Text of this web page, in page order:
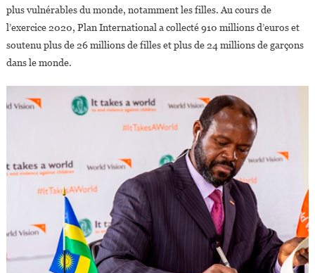
plus vulnérables du monde, notamment les filles. Au cours de
l’exercice 2020, Plan International a collecté 910 millions d’euros et
soutenu plus de 26 millions de filles et plus de 24 millions de garçons
dans le monde.